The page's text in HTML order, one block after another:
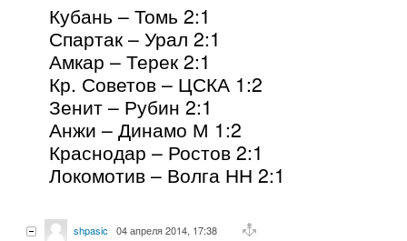
Кубань – Томь 2:1
Спартак – Урал 2:1
Амкар – Терек 2:1
Кр. Советов – ЦСКА 1:2
Зенит – Рубин 2:1
Анжи – Динамо М 1:2
Краснодар – Ростов 2:1
Локомотив – Волга НН 2:1
shpasic 04 апреля 2014, 17:38